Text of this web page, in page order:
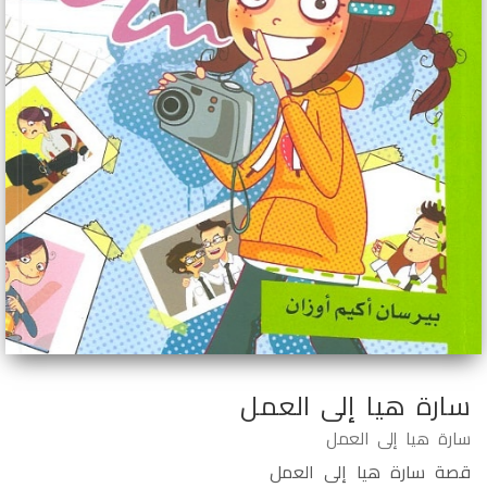
سارة هيا إلى العمل
سارة هيا إلى العمل
قصة سارة هيا إلى العمل